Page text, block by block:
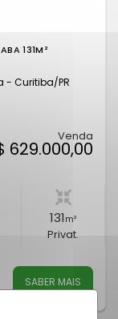
131M²
- Curitiba/PR
Venda
629.000,00
131m²
Privat.
SABER MAIS